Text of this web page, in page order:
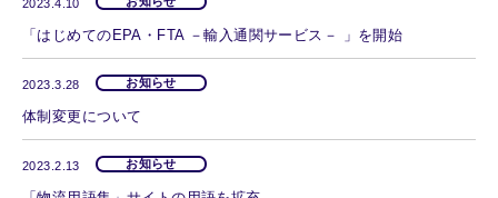
2023.4.10
「はじめてのEPA・FTA －輸入通関サービス－ 」を開始
2023.3.28 お知らせ
体制変更について
2023.2.13 お知らせ